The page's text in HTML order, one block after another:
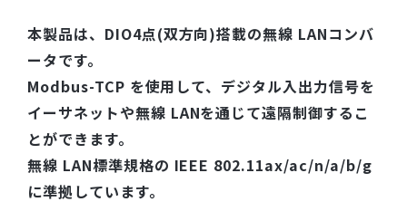
本製品は、DIO4点(双方向)搭載の無線 LANコンバ
ータです。
Modbus-TCP を使用して、デジタル入出力信号を
イーサネットや無線 LANを通じて遠隔制御するこ
とができます。
無線 LAN標準規格の IEEE 802.11ax/ac/n/a/b/g
に準拠しています。